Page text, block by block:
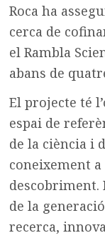
Roca ha
cerca de
el Rambla
abans de
El projecte té
espai de
de la ciència i
coneixement
descobriment.
de la
recerca,